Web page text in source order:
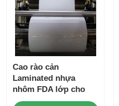
Cao rào cản
Laminated nhựa
nhôm FDA lớp cho
dược phẩm thực